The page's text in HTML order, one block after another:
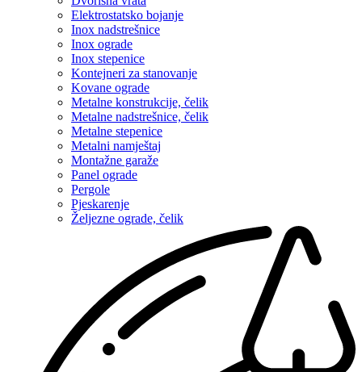
Elektrostatsko bojanje
Inox nadstrešnice
Inox ograde
Inox stepenice
Kontejneri za stanovanje
Kovane ograde
Metalne konstrukcije, čelik
Metalne nadstrešnice, čelik
Metalne stepenice
Metalni namještaj
Montažne garaže
Panel ograde
Pergole
Pjeskarenje
Željezne ograde, čelik